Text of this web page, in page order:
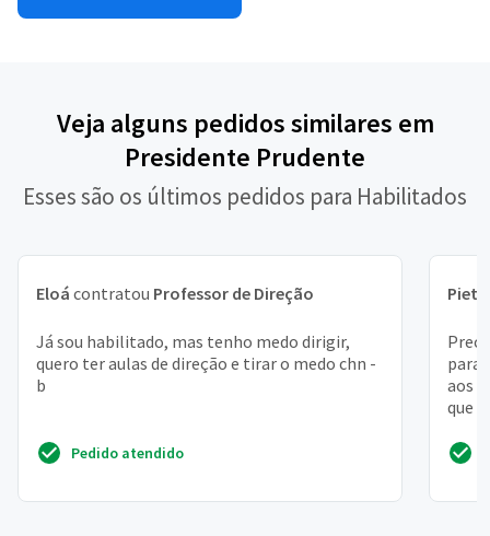
Veja alguns pedidos similares em
Presidente Prudente
Esses são os últimos pedidos para Habilitados
Eloá contratou Professor de Direção
Já sou habilitado, mas tenho medo dirigir,
quero ter aulas de direção e tirar o medo chn -
b
Pedido atendido
para
aos
que